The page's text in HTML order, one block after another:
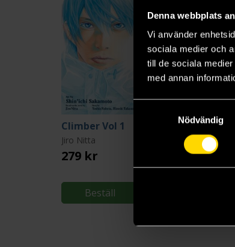
Denna webbplats
Vi använder
sociala medier och
till de sociala
med annan
Nödvändig
Climber Vol 1
Jiro Nitta
279 kr
Beställ
Climber Vol 2
Jiro Nitta
279 kr